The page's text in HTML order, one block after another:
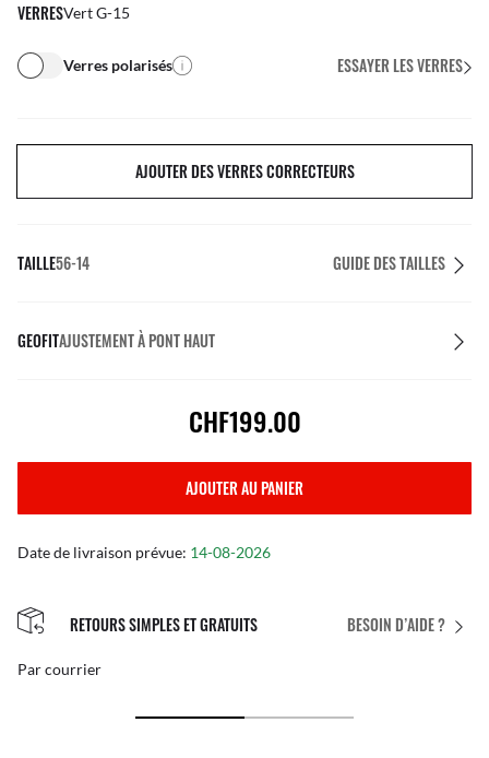
VERRESVert G-15
Verres polarisés ESSAYER LES VERRES
AJOUTER DES VERRES CORRECTEURS
TAILLE56-14 GUIDE DES TAILLES
GEOFITAJUSTEMENT À PONT HAUT
CHF199.00
AJOUTER AU PANIER
Date de livraison prévue: 14-08-2026
BESOIN D’AIDE ?
RETOURS SIMPLES ET GRATUITS
Par courrier